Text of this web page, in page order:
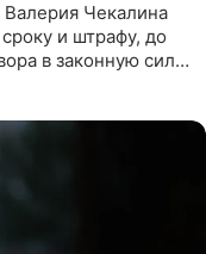
Чекалина
и штрафу, до
в законную силу